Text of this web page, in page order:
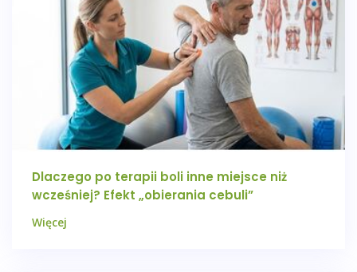
Dlaczego po terapii boli inne miejsce niż
wcześniej? Efekt „obierania cebuli”
Więcej